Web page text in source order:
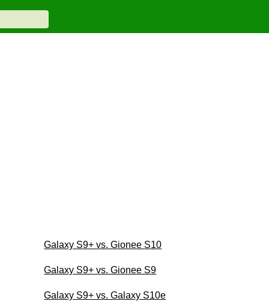
Galaxy S9+ vs. Gionee S10
Galaxy S9+ vs. Gionee S9
Galaxy S9+ vs. Galaxy S10e